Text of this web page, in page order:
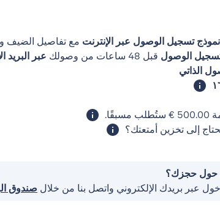
نموذج تسجيل الوصول عبر الإنترنت مع تفاصيل الضيف
الوصول قبل 48 ساعات من وصولك عبر البريد
الذاتي
مسبقًا.
إلى تخزين أمتعتك؟
حول حجزك؟
عبر بريدك الإلكتروني واتصل بنا من خلال صندوق